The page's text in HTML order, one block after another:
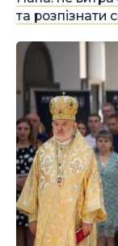
та розпізнати